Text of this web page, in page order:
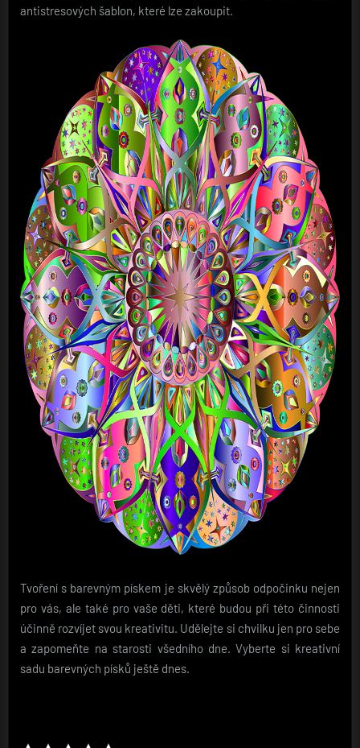
antistresových šablon, které lze zakoupit.
Tvoření s barevným pískem je skvělý způsob odpočinku nejen
pro vás, ale také pro vaše děti, které budou při této činnosti
účinně rozvíjet svou kreativitu. Udělejte si chvilku jen pro sebe
a zapomeňte na starosti všedního dne. Vyberte si kreativní
sadu barevných písků ještě dnes.